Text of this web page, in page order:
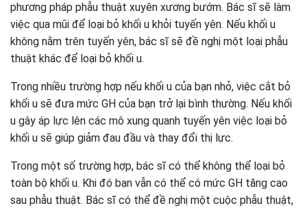
phương pháp phẫu thuật xuyên xương bướm. Bác sĩ sẽ làm
việc qua mũi để loại bỏ khối u khỏi tuyến yên. Nếu khối u
không nằm trên tuyến yên, bác sĩ sẽ đề nghị một loại phẫu
thuật khác để loại bỏ khối u.
Trong nhiều trường hợp nếu khối u của bạn nhỏ, việc cắt bỏ
khối u sẽ đưa mức GH của bạn trở lại bình thường. Nếu khối
u gây áp lực lên các mô xung quanh tuyến yên việc loại bỏ
khối u sẽ giúp giảm đau đầu và thay đổi thị lực.
Trong một số trường hợp, bác sĩ có thể không thể loại bỏ
toàn bộ khối u. Khi đó bạn vẫn có thể có mức GH tăng cao
sau phẫu thuật. Bác sĩ có thể đề nghị một cuộc phẫu thuật,